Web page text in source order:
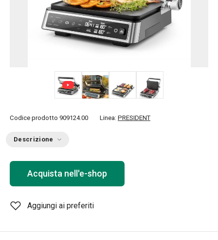
Codice prodotto 909124.00 Linea: PRESIDENT
Descrizione
Acquista nell'e-shop
Aggiungi ai preferiti